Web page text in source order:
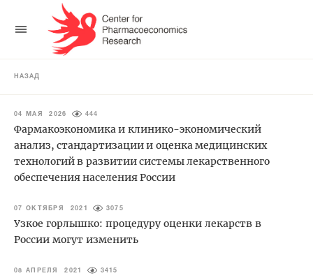
НАЗАД
04 МАЯ 2026 444
Фармакоэкономика и клинико-экономический
анализ, стандартизации и оценка медицинских
технологий в развитии системы лекарственного
обеспечения населения России
07 ОКТЯБРЯ 2021 3075
Узкое горлышко: процедуру оценки лекарств в
России могут изменить
08 АПРЕЛЯ 2021 3415